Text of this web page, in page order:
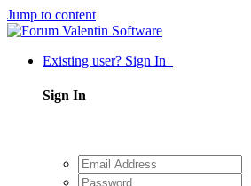
Jump to content
Existing user? Sign In
Sign In